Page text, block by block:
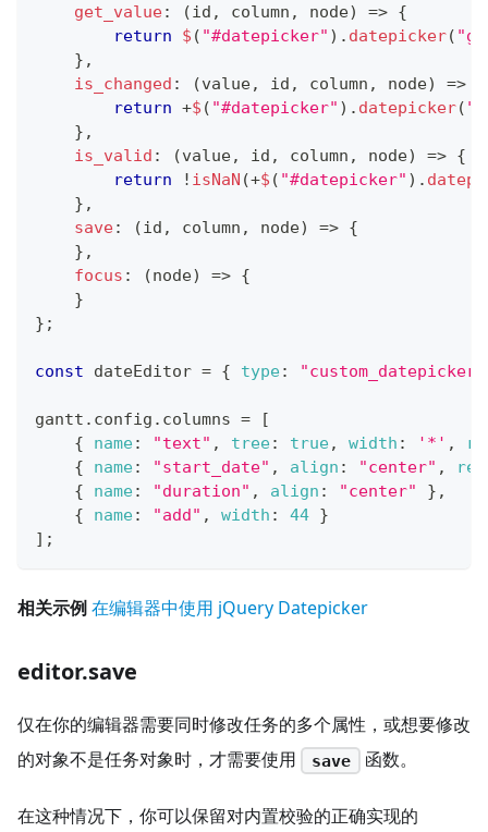
get_value: (id , column , node) => {
return
$ ( "#datepicker" ) . datepicker(
} ,
is_changed : (value, id , column , node) =>
return +$ ( "#datepicker" ) . datepicker(
} ,
is_valid : (value, id , column , node) => {
return
! isNaN (+$ ( "#datepicker" ) .
} ,
save: (id , column , node) => {
} ,
focus : (node) => {
}
} ;
const dateEditor = { type:
gantt . config . columns =
[
{
name: "text" , tree: true, width : '*' ,
{
name: "start_date" , align : "center" ,
{
name: "duration" , align : "center" } ,
{
name: "add" , width : 44 }
] ;
相关示例在编辑器中使用 jQuery Datepicker
editor.save
仅在你的编辑器需要同时修改任务的多个属性，或想要修改
的对象不是任务对象时，才需要使用
save 函数。
在这种情况下，你可以保留对内置校验的正确实现的